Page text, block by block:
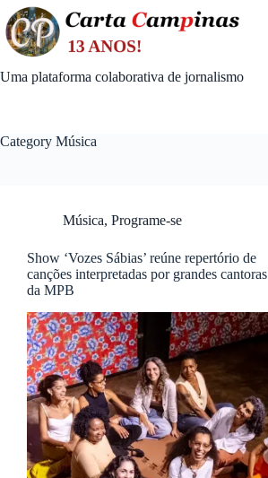
Skip
to
content
Uma plataforma colaborativa de jornalismo
Category Música
Música, Programe-se
Show ‘Vozes Sábias’ reúne repertório de
canções interpretadas por grandes cantoras
da MPB